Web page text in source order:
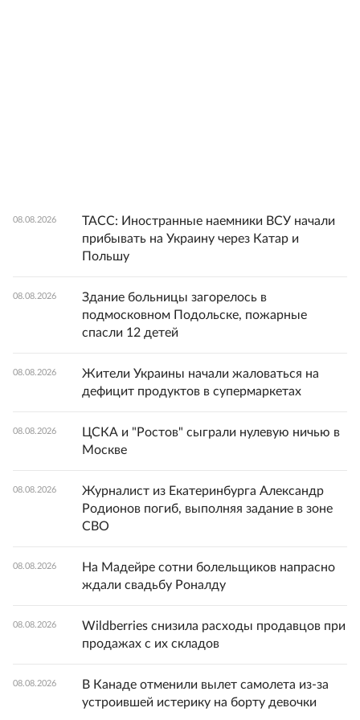
08.08.2026
ТАСС: Иностранные наемники ВСУ начали
прибывать на Украину через Катар и
Польшу
08.08.2026
Здание больницы загорелось в
подмосковном Подольске, пожарные
спасли 12 детей
08.08.2026
Жители Украины начали жаловаться на
дефицит продуктов в супермаркетах
08.08.2026
ЦСКА и "Ростов" сыграли нулевую ничью в
Москве
08.08.2026
Журналист из Екатеринбурга Александр
Родионов погиб, выполняя задание в зоне
СВО
08.08.2026
На Мадейре сотни болельщиков напрасно
ждали свадьбу Роналду
08.08.2026
Wildberries снизила расходы продавцов при
продажах с их складов
08.08.2026
В Канаде отменили вылет самолета из-за
устроившей истерику на борту девочки